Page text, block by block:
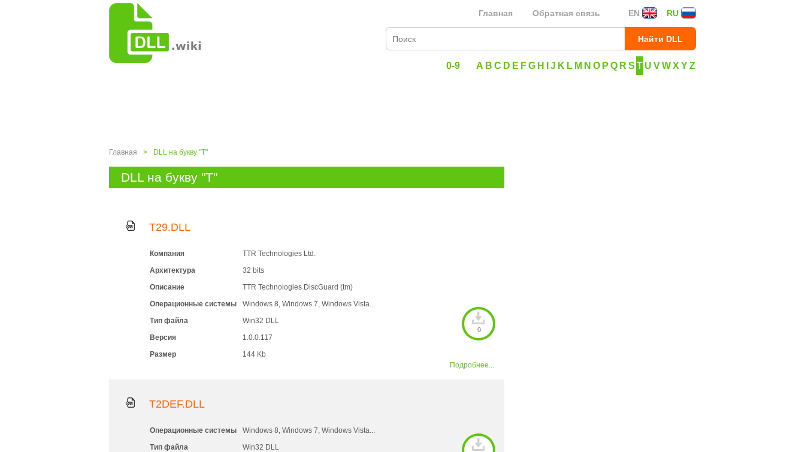
EN RU
Главная Обратная связь
0-9 A B C D E FG H J K L M N O P Q R S T U VWX YZ
Главная > DLL на букву "T"
DLL на букву "T"
T29.DLL
Компания
TTR Technologies Ltd.
Архитектура
32 bits
Описание
TTR Technologies DiscGuard (tm)
Операционные системы
Windows 8, Windows 7, Windows Vista...
Тип файла
Win32 DLL
Версия
1.0.0.117
Размер
144 Kb
0
Подробнее...
T2DEF.DLL
Операционные системы
Windows 8, Windows 7, Windows Vista...
Тип файла
Win32 DLL